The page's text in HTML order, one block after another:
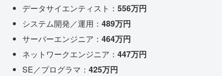
データサイエンティスト：556万円
システム開発／運用：489万円
サーバーエンジニア：464万円
ネットワークエンジニア：447万円
SE／プログラマ：425万円